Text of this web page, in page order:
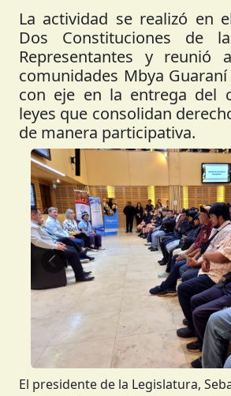
La actividad se realizó en
Dos Constituciones de
Representantes y reunió
comunidades Mbya
con eje en la entrega del
leyes que consolidan
de manera participativa.
Anterior
El presidente de la Legislatura,